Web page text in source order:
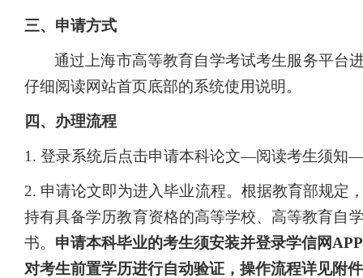
三、申请方式
通过上海市高等教育自学考试考生服务平台
仔细阅读网站首页底部的系统使用说明。
四、办理流程
1. 登录系统后点击申请本科论文—阅读考生须
2. 申请论文即为进入毕业流程。根据教育部规定
持有具备学历教育资格的高等学校、高等教育自
书。 申请本科毕业的考生须安装并登录学信网
对考生前置学历进行自动验证，操作流程详见附